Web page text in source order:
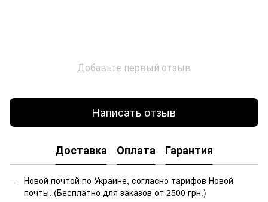
Добавьте первый отзыв
Написать отзыв
Доставка Оплата Гарантия
Новой почтой по Украине, согласно тарифов Новой
почты. (Бесплатно для заказов от 2500 грн.)